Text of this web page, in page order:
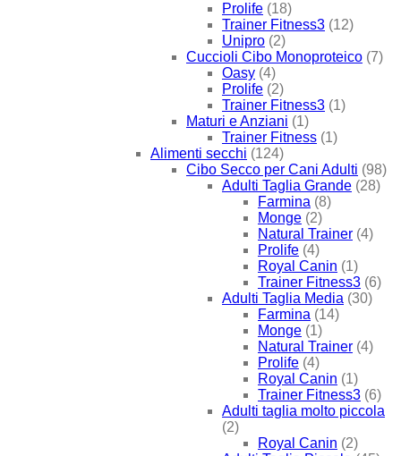
Prolife (18)
Trainer Fitness3 (12)
Unipro (2)
Cuccioli Cibo Monoproteico (7)
Oasy (4)
Prolife (2)
Trainer Fitness3 (1)
Maturi e Anziani (1)
Trainer Fitness (1)
Alimenti secchi (124)
Cibo Secco per Cani Adulti (98)
Adulti Taglia Grande (28)
Farmina (8)
Monge (2)
Natural Trainer (4)
Prolife (4)
Royal Canin (1)
Trainer Fitness3 (6)
Adulti Taglia Media (30)
Farmina (14)
Monge (1)
Natural Trainer (4)
Prolife (4)
Royal Canin (1)
Trainer Fitness3 (6)
Adulti taglia molto piccola
(2)
Royal Canin (2)